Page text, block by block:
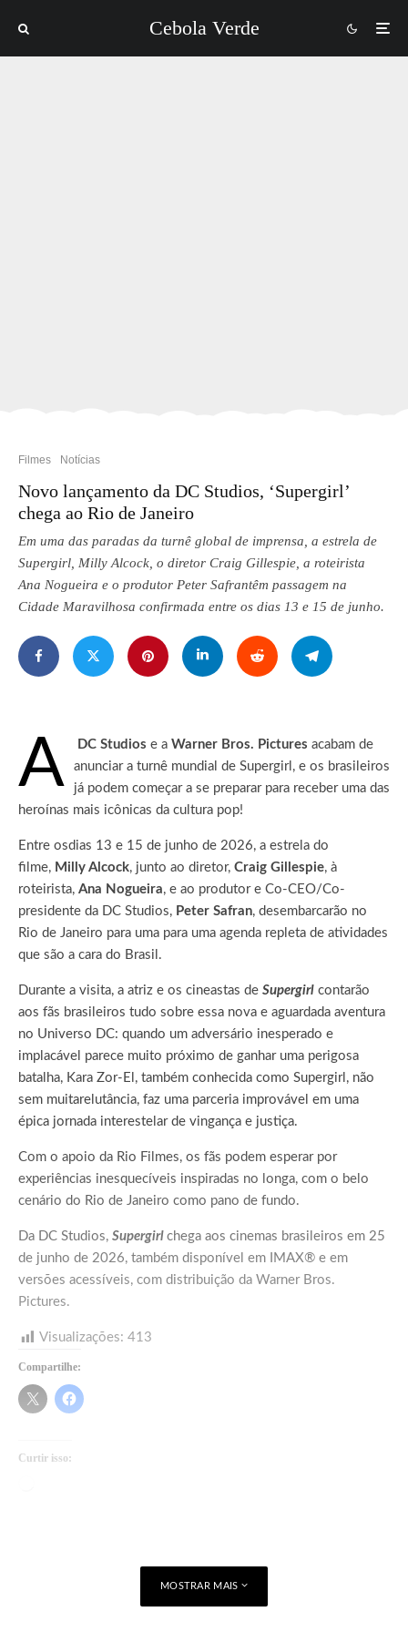
Cebola Verde
Filmes Notícias
Novo lançamento da DC Studios, ‘Supergirl’
chega ao Rio de Janeiro
Em uma das paradas da turnê global de imprensa, a estrela de
Supergirl, Milly Alcock, o diretor Craig Gillespie, a roteirista
Ana Nogueira e o produtor Peter Safrantêm passagem na
Cidade Maravilhosa confirmada entre os dias 13 e 15 de junho.
A DC Studios e a Warner Bros. Pictures acabam de
anunciar a turnê mundial de Supergirl, e os brasileiros
já podem começar a se preparar para receber uma das
heroínas mais icônicas da cultura pop!
Entre osdias 13 e 15 de junho de 2026, a estrela do
filme, Milly Alcock, junto ao diretor, Craig Gillespie, à
roteirista, Ana Nogueira, e ao produtor e Co-CEO/Co-
presidente da DC Studios, Peter Safran, desembarcarão no
Rio de Janeiro para uma para uma agenda repleta de atividades
que são a cara do Brasil.
Durante a visita, a atriz e os cineastas de Supergirl contarão
aos fãs brasileiros tudo sobre essa nova e aguardada aventura
no Universo DC: quando um adversário inesperado e
implacável parece muito próximo de ganhar uma perigosa
batalha, Kara Zor-El, também conhecida como Supergirl, não
sem muitarelutância, faz uma parceria improvável em uma
épica jornada interestelar de vingança e justiça.
Com o apoio da Rio Filmes, os fãs podem esperar por
experiências inesquecíveis inspiradas no longa, com o belo
cenário do Rio de Janeiro como pano de fundo.
Da DC Studios, Supergirl chega aos cinemas brasileiros em 25
de junho de 2026, também disponível em IMAX® e em
versões acessíveis, com distribuição da Warner Bros.
Pictures.
Visualizações: 413
Compartilhe:
Curtir isso:
MOSTRAR MAIS